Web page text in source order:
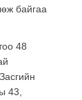
байгаа
48
43,